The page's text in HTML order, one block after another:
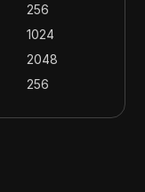
256
1024
2048
256